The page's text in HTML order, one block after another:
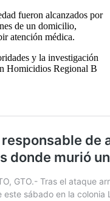
fueron alcanzados por
de un domicilio,
atención médica.
y la investigación
Homicidios Regional B